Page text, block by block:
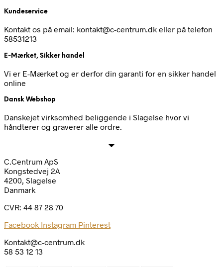
Kundeservice
Kontakt os på email: kontakt@c-centrum.dk eller på telefon
58531213
E-Mærket, Sikker handel
Vi er E-Mærket og er derfor din garanti for en sikker handel
online
Dansk Webshop
Danskejet virksomhed beliggende i Slagelse hvor vi
håndterer og graverer alle ordre.
C.Centrum ApS
Kongstedvej 2A
4200, Slagelse
Danmark
CVR: 44 87 28 70
Facebook Instagram Pinterest
Kontakt@c-centrum.dk
58 53 12 13